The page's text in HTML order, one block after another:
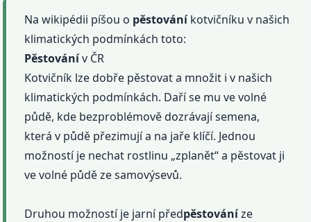
Na wikipédii píšou o pěstováníkotvičníku v našich
klimatických podmínkách toto:
Pěstovánív ČR
Kotvičník lze dobře pěstovat a množit i v našich
klimatických podmínkách. Daří se mu ve volné
půdě, kde bezproblémově dozrávají semena,
která v půdě přezimují a na jaře klíčí. Jednou
možností je nechat rostlinu „zplanět“ a pěstovat ji
ve volné půdě ze samovýsevů.
Druhou možností je jarní předpěstováníze